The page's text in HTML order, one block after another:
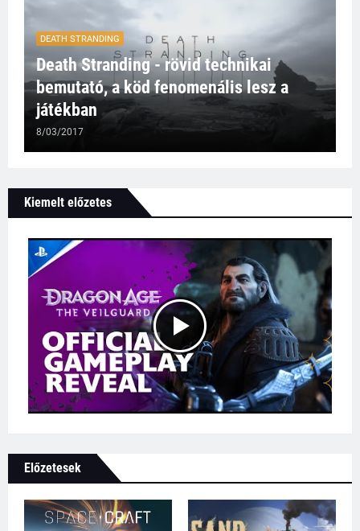
DEATH STRANDING
Death Stranding - rövid technikai
bemutató, a köd fenomenális lesz a
játékban
8/03/2017
Kiemelt előzetes
Előzetesek